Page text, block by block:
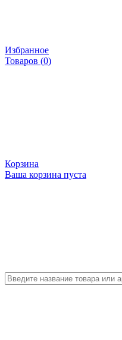
Избранное
Товаров (0)
Корзина
Ваша корзина пуста